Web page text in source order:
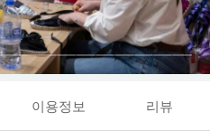
이용정보 리뷰